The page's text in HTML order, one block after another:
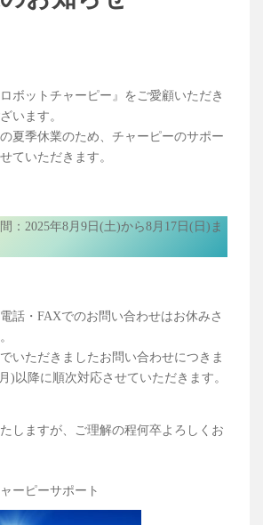
ボットチャーピー』をご愛顧いただき
います。
夏季休業のため、チャーピーのサポー
ていただきます。
：2025年8月9日(土)から8月17日(日)ま
話・FAXでのお問い合わせはお休みさ
いただきましたお問い合わせにつきま
)以降に順次対応させていただきます。
しますが、ご理解の程何卒よろしくお
ーピーサポート